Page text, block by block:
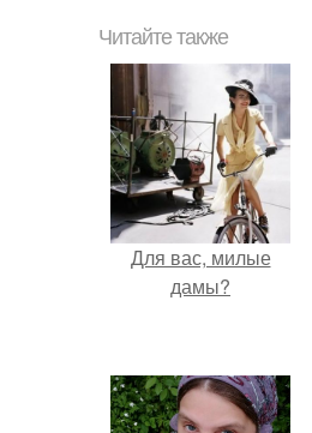
Читайте также
Для вас, милые
дамы?